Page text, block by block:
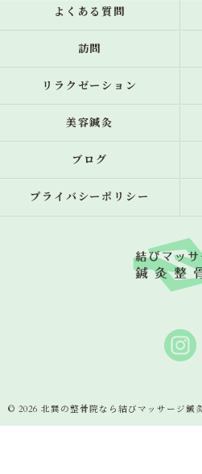
よくある質問
訪問
リラクゼーション
美容鍼灸
ブログ
プライバシーポリシー
© 2026 北巽の整骨院なら結びマッサージ鍼